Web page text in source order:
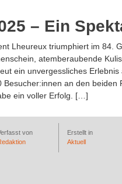
– Ein
Lheureux triumphiert im 84.
atemberaubende
ein unvergessliches
Besucher:innen an den
ein voller Erfolg. […]
von
Erstellt in
Aktuell